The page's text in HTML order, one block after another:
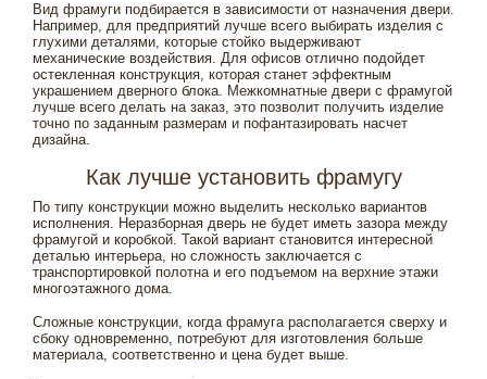
Вид фрамуги подбирается в зависимости от назначения двери.
Например, для предприятий лучше всего выбирать изделия с
глухими деталями, которые стойко выдерживают
механические воздействия. Для офисов отлично подойдет
остекленная конструкция, которая станет эффектным
украшением дверного блока. Межкомнатные двери с фрамугой
лучше всего делать на заказ, это позволит получить изделие
точно по заданным размерам и пофантазировать насчет
дизайна.
Как лучше установить фрамугу
По типу конструкции можно выделить несколько вариантов
исполнения. Неразборная дверь не будет иметь зазора между
фрамугой и коробкой. Такой вариант становится интересной
деталью интерьера, но сложность заключается с
транспортировкой полотна и его подъемом на верхние этажи
многоэтажного дома.
Сложные конструкции, когда фрамуга располагается сверху и
сбоку одновременно, потребуют для изготовления больше
материала, соответственно и цена будет выше.